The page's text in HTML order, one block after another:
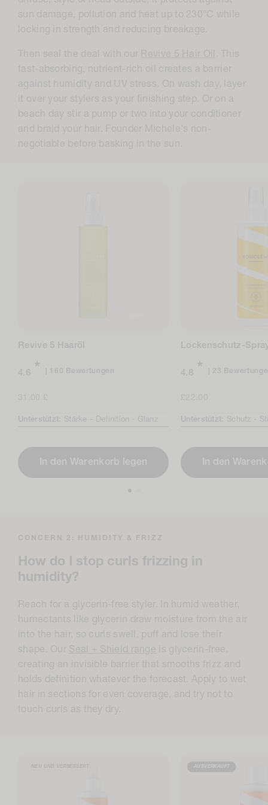
sun damage, pollution and heat up to 230°C while
locking in strength and reducing breakage.
Then seal the deal with our Revive 5 Hair Oil
. This
fast-absorbing, nutrient-rich oil creates a barrier
against humidity and UV stress. On wash day, layer
it over your stylers as your finishing step. Or on a
beach day stir a pump or two into your conditioner
and braid your hair. Founder Michele's non-
negotiable before basking in the sun.
Revive 5 Haaröl
4.6 160 Bewertungen
Unterstützt: Stärke - Definition · Glanz
In den Warenkorb legen
Lockenschutz-
4.8 23
Unterstützt: Schutz -
In den
CONCERN 2: HUMIDITY & FRIZZ
How do I stop curls frizzing in
humidity?
Reach for a glycerin-free styler. In humid weather,
humectants like glycerin draw moisture from the air
into the hair, so curls swell, puff and lose their
shape. Our Seal + Shield range is glycerin-free,
creating an invisible barrier that smooths frizz and
holds definition whatever the forecast. Apply to wet
hair in sections for even coverage, and try not to
touch curls as they dry.
NEU UND VERBESSERT AUSVERKAUFT